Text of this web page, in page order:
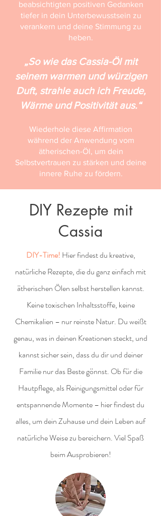
beabsichtigten positiven Gedanken
tiefer in dein Unterbewusstsein zu
verankern und deine Stimmung zu
heben.
„So wie das Cassia-Öl mit
seinem warmen und würzigen
Duft, strahle auch ich Freude,
Wärme und Positivität aus.“
Wiederhole diese Affirmation
während der Anwendung vom
ätherischen-Öl, um dein
Selbstvertrauen zu stärken und deine
innere Ruhe zu fördern.
DIY Rezepte mit
Cassia
DIY-Time! Hier findest du kreative,
natürliche Rezepte, die du ganz einfach mit
ätherischen Ölen selbst herstellen kannst.
Keine toxischen Inhaltsstoffe, keine
Chemikalien – nur reinste Natur. Du weißt
genau, was in deinen Kreationen steckt, und
kannst sicher sein, dass du dir und deiner
Familie nur das Beste gönnst. Ob für die
Hautpflege, als Reinigungsmittel oder für
entspannende Momente – hier findest du
alles, um dein Zuhause und dein Leben auf
natürliche Weise zu bereichern. Viel Spaß
beim Ausprobieren!